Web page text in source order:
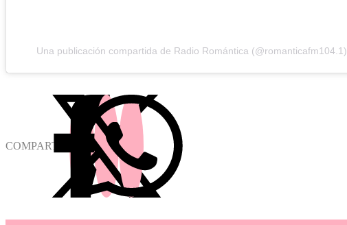
Una publicación compartida de Radio Romántica (@romanticafm104.1)
COMPARTIR